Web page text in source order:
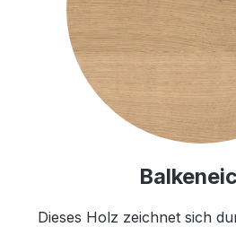
Dieses Holz zeichnet sich